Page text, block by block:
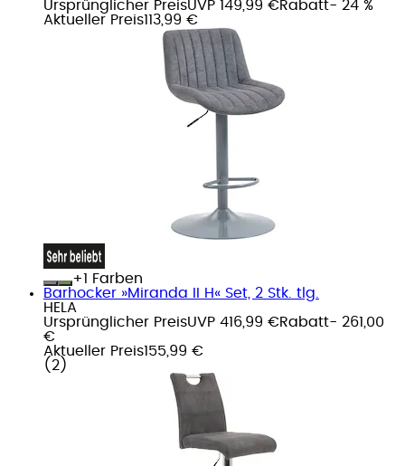
Ursprünglicher PreisUVP 149,99 €Rabatt- 24 %
Aktueller Preis113,99 €
+
Farben
Barhocker »Miranda II H« Set, 2 Stk. tlg.
HELA
Ursprünglicher PreisUVP 416,99 €Rabatt- 261,00
€
Aktueller Preis155,99 €
( 2 )